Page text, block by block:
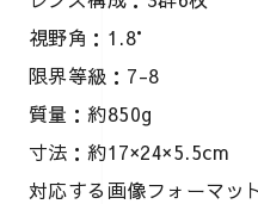
視野角：1.8°
限界等級：7-8
質量：約850g
寸法：約17×24×5.5cm
対応する画像フォーマッ